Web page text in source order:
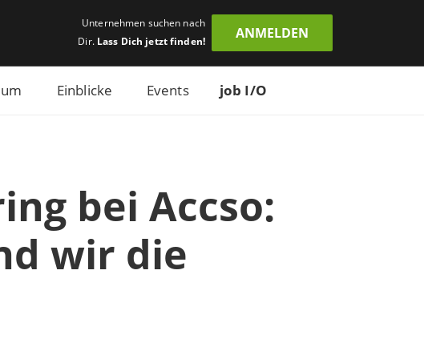
Einblicke Events job I/O
Unternehmen suchen nach
Dir. Lass Dich jetzt finden!
ANMELDEN
bei Accso:
wir die